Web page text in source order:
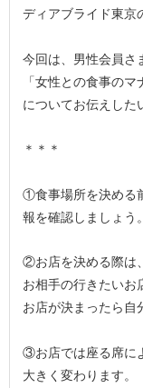
ディアブライド東京
今回は、男性会員さ
「女性との食事の
についてお伝えした
＊＊＊
①食事場所を決める
報を確認しましょう。
②お店を決める際は
お相手の行きたいお
お店が決まったら自
③お店では座る席に
大きく変わります。